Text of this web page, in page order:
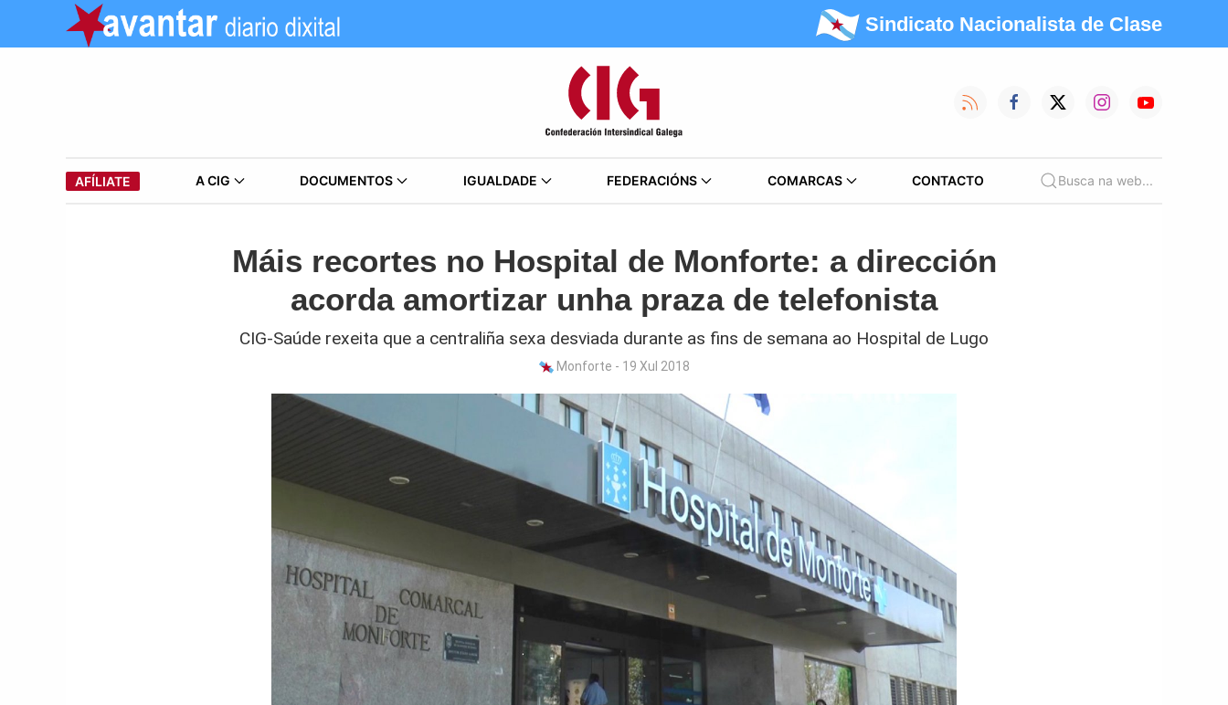
Sindicato Nacionalista de Clase
AFÍLIATE A CIG DOCUMENTOS IGUALDADE FEDERACIÓNS COMARCAS CONTACTO Busca na web...
Máis recortes no Hospital de Monforte: a dirección
acorda amortizar unha praza de telefonista
CIG-Saúde rexeita que a centraliña sexa desviada durante as fins de semana ao Hospital de Lugo
Monforte - 19 Xul 2018